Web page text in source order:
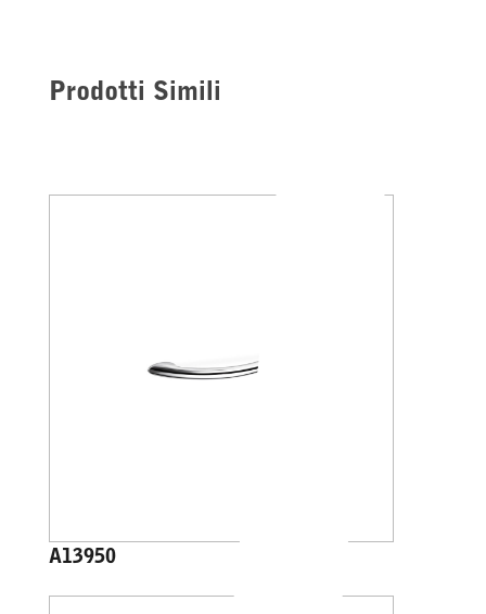
Prodotti Simili
A13950